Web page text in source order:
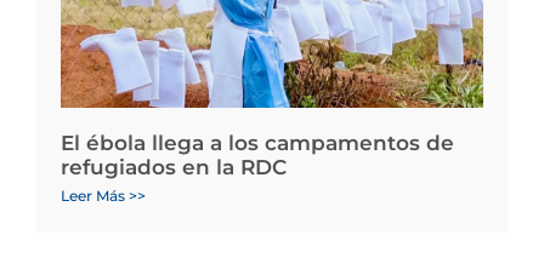
El ébola llega a los campamentos de
refugiados en la RDC
Leer Más >>